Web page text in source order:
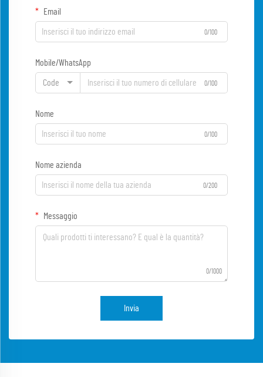
Email
0/100
Mobile/WhatsApp
Code 0/100
Nome
0/100
Nome azienda
0/200
Messaggio
0/1000
Invia